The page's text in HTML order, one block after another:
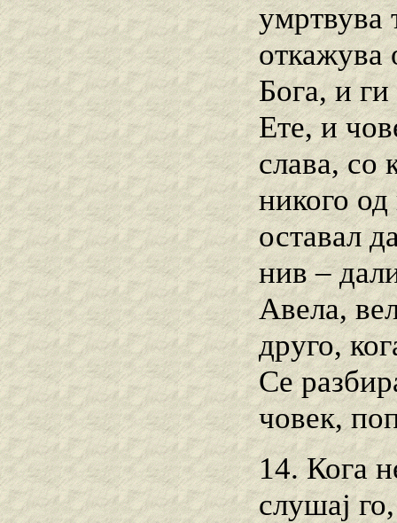
умртвува
откажува
Бога, и ги
Ете, и
слава, со
никого
оставал
нив –
Авела,
друго,
Се
човек,
14. Кога
слушај